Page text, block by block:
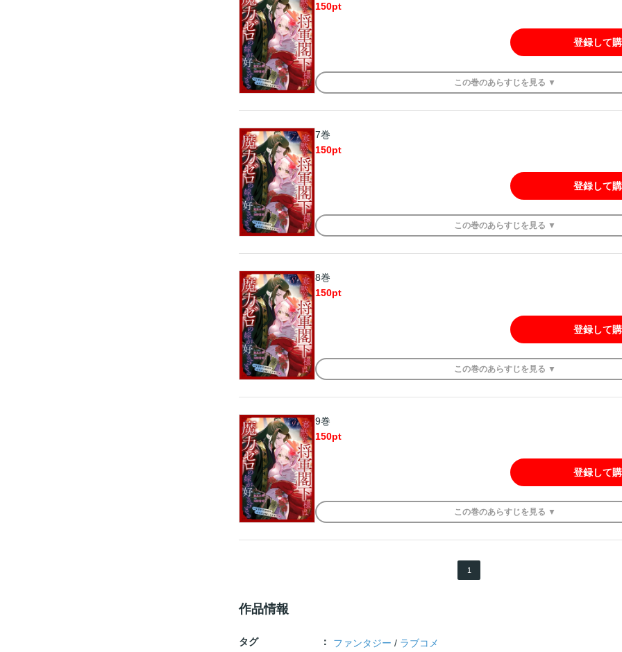
150pt
登録して
この巻のあらすじを 見る ▼
7巻
150pt
登録して
この巻のあらすじを 見る ▼
8巻
150pt
登録して
この巻のあらすじを 見る ▼
9巻
150pt
登録して
この巻のあらすじを 見る ▼
1
作品情報
タグ ファンタジー / ラブコメ